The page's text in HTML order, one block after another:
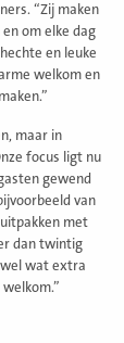
“Zij maken
om elke dag
en leuke
welkom en
maar in
focus ligt nu
gewend
van
met
dan twintig
wel wat extra